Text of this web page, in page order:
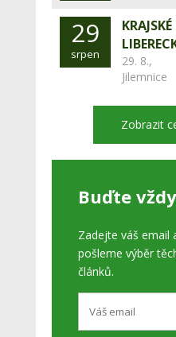
29
srpen
29. 8.,
Jilemnice
Zobrazit
Buďte
Zadejte váš email
pošleme výběr
článků.